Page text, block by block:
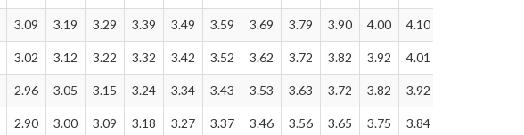
3.09 3.19 3.29 3.39 3.49 3.59 3.69 3.79 3.90 4.00 4.10
3.02 3.12 3.22 3.32 3.42 3.52 3.62 3.72 3.82 3.92 4.01
2.96 3.05 3.15 3.24 3.34 3.43 3.53 3.63 3.72 3.82 3.92
2.90 3.00 3.09 3.18 3.27 3.37 3.46 3.56 3.65 3.75 3.84